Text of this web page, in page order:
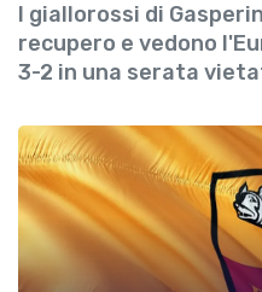
I giallorossi di
recupero e vedono
3-2 in una serata